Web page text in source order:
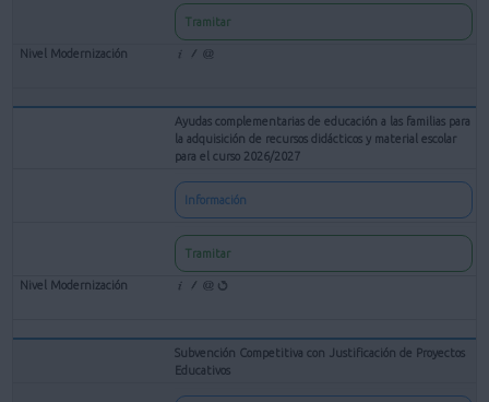
Tramitar
Ayudas complementarias de educación a las familias para
la adquisición de recursos didácticos y material escolar
para el curso 2026/2027
Información
Tramitar
Subvención Competitiva con Justificación de Proyectos
Educativos